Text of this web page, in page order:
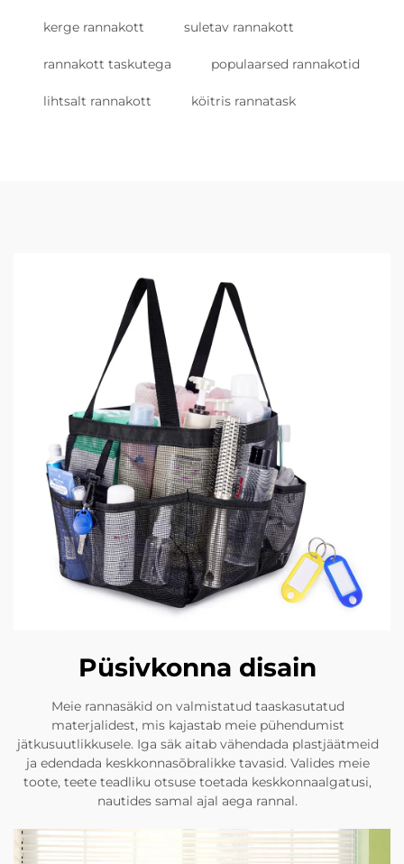
kerge rannakott suletav rannakott
rannakott taskutega populaarsed rannakotid
lihtsalt rannakott köitris rannatask
Püsivkonna disain
Meie rannasäkid on valmistatud taaskasutatud
materjalidest, mis kajastab meie pühendumist
jätkusuutlikkusele. Iga säk aitab vähendada plastjäätmeid
ja edendada keskkonnasõbralikke tavasid. Valides meie
toote, teete teadliku otsuse toetada keskkonnaalgatusi,
nautides samal ajal aega rannal.